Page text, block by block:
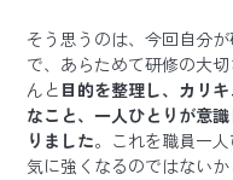
そう思うのは、今回自分
で、あらためて研修の大
んと 目的を整理し、カリ
なこと、一人ひとりが意
りました。これを職員一
気に強くなるのではないか